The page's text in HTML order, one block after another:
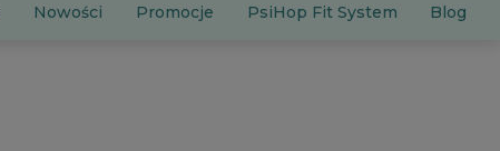
Nowości Promocje PsiHop Fit System Blog